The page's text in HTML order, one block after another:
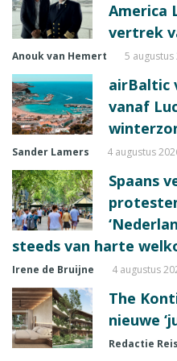
America
vertrek
Anouk van Hemert 5 augustus
airBaltic
vanaf
Sander Lamers 4 augustus
Spaans
steeds van harte
Irene de Bruijne 4 augustus
The
nieuwe
Redactie